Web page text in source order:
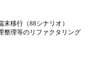
末移行（88シナリオ）
整理等のリファクタリング